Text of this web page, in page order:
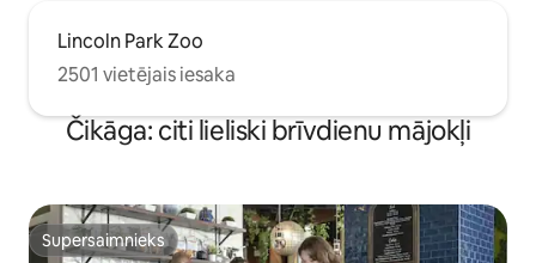
Lincoln Park Zoo
2501 vietējais iesaka
Čikāga: citi lieliski brīvdienu mājokļi
Supersaimnieks
Supersaimnieks